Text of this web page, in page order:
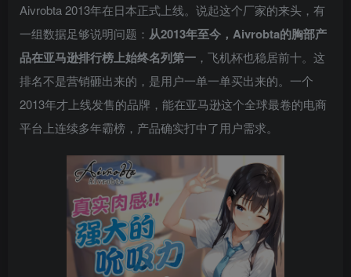
Aivrobta 2013年在日本正式上线。说起这个厂家的来头，有
一组数据足够说明问题： 从2013年至今，Aivrobta的胸部产
品在亚马逊排行榜上始终名列第一 ，飞机杯也稳居前十。这
排名不是营销砸出来的，是用户一单一单买出来的。一个
2013年才上线发售的品牌，能在亚马逊这个全球最卷的电商
平台上连续多年霸榜，产品确实打中了用户需求。